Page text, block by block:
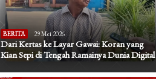
BERITA 29 Mei 2026
Dari Kertas ke Layar Gawai: Koran yang
Kian Sepi di Tengah Ramainya Dunia Digital